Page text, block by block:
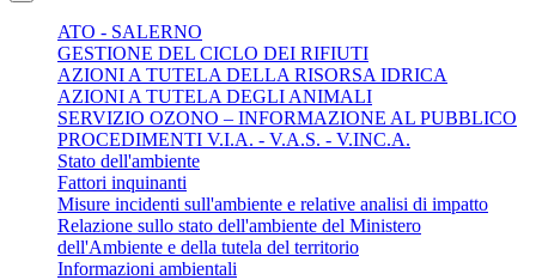
ATO - SALERNO
GESTIONE DEL CICLO DEI RIFIUTI
AZIONI A TUTELA DELLA RISORSA IDRICA
AZIONI A TUTELA DEGLI ANIMALI
SERVIZIO OZONO – INFORMAZIONE AL PUBBLICO
PROCEDIMENTI V.I.A. - V.A.S. - V.INC.A.
Stato dell'ambiente
Fattori inquinanti
Misure incidenti sull'ambiente e relative analisi di impatto
Relazione sullo stato dell'ambiente del Ministero
dell'Ambiente e della tutela del territorio
Informazioni ambientali